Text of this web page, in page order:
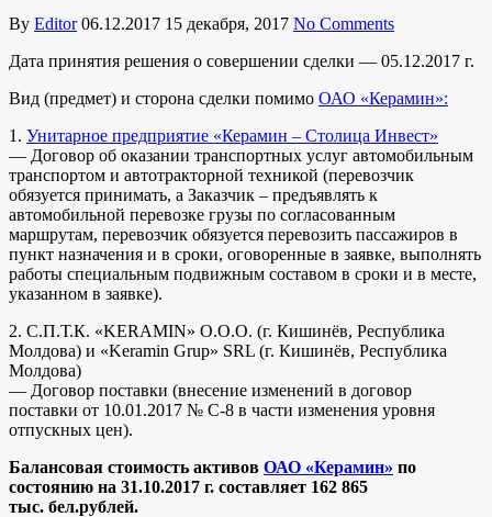
By Editor 06.12.2017 15 декабря, 2017 No Comments
Дата принятия решения о совершении сделки — 05.12.2017 г.
Вид (предмет) и сторона сделки помимо ОАО «Керамин»:
1. Унитарное предприятие «Керамин – Столица Инвест»
— Договор об оказании транспортных услуг автомобильным
транспортом и автотракторной техникой (перевозчик
обязуется принимать, а Заказчик – предъявлять к
автомобильной перевозке грузы по согласованным
маршрутам, перевозчик обязуется перевозить пассажиров в
пункт назначения и в сроки, оговоренные в заявке, выполнять
работы специальным подвижным составом в сроки и в месте,
указанном в заявке).
2. С.П.Т.К. «KERAMIN» О.О.О. (г. Кишинёв, Республика
Молдова) и «Keramin Grup» SRL (г. Кишинёв, Республика
Молдова)
— Договор поставки (внесение изменений в договор
поставки от 10.01.2017 № С-8 в части изменения уровня
отпускных цен).
Балансовая стоимость активов ОАО «Керамин» по
состоянию на 31.10.2017 г. составляет 162 865
тыс. бел.рублей.